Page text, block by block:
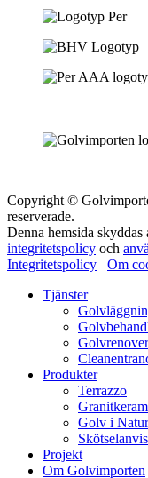
Copyright ©
reserverade.
Denna hemsida
integritetspolicy och
Integritetspolicy
Om
Tjänster
Produkter
Terrazzo
Golv i
Projekt
Om Golvimporten